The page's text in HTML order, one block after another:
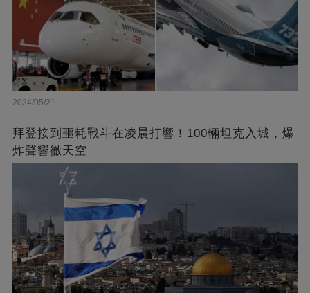
2024/05/21
拜登接到噩耗戰斗在凌晨打響！100輛坦克入城，爆
炸聲響徹天空